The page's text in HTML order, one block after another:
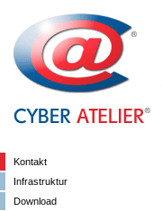
Kontakt
Infrastruktur
Download